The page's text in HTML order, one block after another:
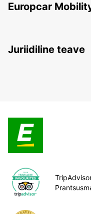
Europcar
Juriidiline teave